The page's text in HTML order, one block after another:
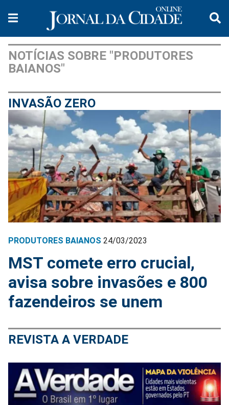
NOTÍCIAS SOBRE "PRODUTORES
BAIANOS"
INVASÃO ZERO
PRODUTORES BAIANOS 24/03/2023
MST comete erro crucial,
avisa sobre invasões e 800
fazendeiros se unem
REVISTA A VERDADE